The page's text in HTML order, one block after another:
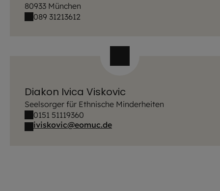
80933 München
089 31213612
Diakon Ivica Viskovic
Seelsorger für Ethnische Minderheiten
0151 51119360
iviskovic@eomuc.de